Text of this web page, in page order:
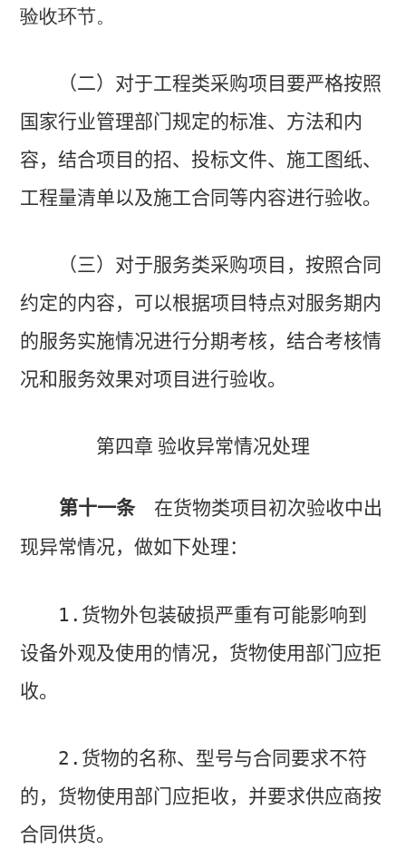
验收环节。
（二）对于工程类采购项目要严格按照
国家行业管理部门规定的标准、方法和内
容，结合项目的招、投标文件、施工图纸、
工程量清单以及施工合同等内容进行验收。
（三）对于服务类采购项目，按照合同
约定的内容，可以根据项目特点对服务期内
的服务实施情况进行分期考核，结合考核情
况和服务效果对项目进行验收。
第四章 验收异常情况处理
第十一条 在货物类项目初次验收中出
现异常情况，做如下处理：
1. 货物外包装破损严重有可能影响到
设备外观及使用的情况，货物使用部门应拒
收。
2. 货物的名称、型号与合同要求不符
的，货物使用部门应拒收，并要求供应商按
合同供货。